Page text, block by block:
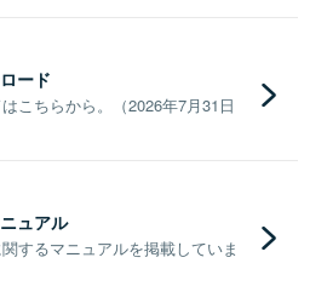
ード
こちらから。（2026年7月31日
ュアル
するマニュアルを掲載していま